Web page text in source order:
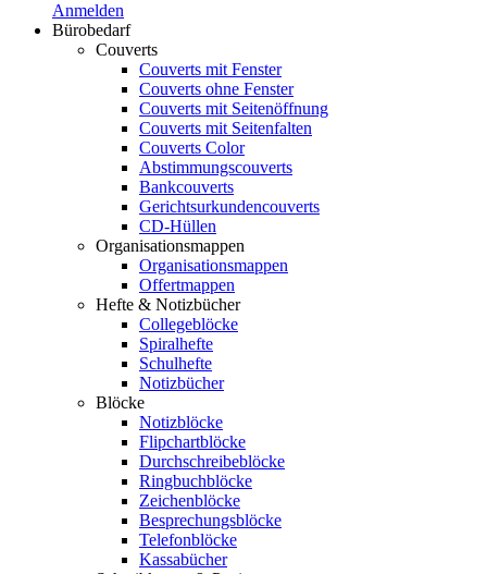
Anmelden
Bürobedarf
Couverts
Couverts mit Fenster
Couverts ohne Fenster
Couverts mit Seitenöffnung
Couverts mit Seitenfalten
Couverts Color
Abstimmungscouverts
Bankcouverts
Gerichtsurkundencouverts
CD-Hüllen
Organisationsmappen
Organisationsmappen
Offertmappen
Hefte & Notizbücher
Collegeblöcke
Spiralhefte
Schulhefte
Notizbücher
Blöcke
Notizblöcke
Flipchartblöcke
Durchschreibeblöcke
Ringbuchblöcke
Zeichenblöcke
Besprechungsblöcke
Telefonblöcke
Kassabücher